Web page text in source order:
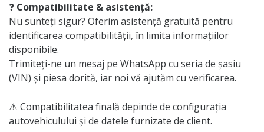
❓ Compatibilitate & asistență:
Nu sunteți sigur? Oferim asistență gratuită pentru
identificarea compatibilității, în limita informațiilor
disponibile.
Trimiteți-ne un mesaj pe WhatsApp cu seria de șasiu
(VIN) și piesa dorită, iar noi vă ajutăm cu verificarea.
⚠️ Compatibilitatea finală depinde de configurația
autovehiculului și de datele furnizate de client.